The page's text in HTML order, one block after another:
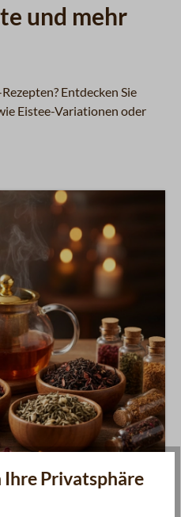
und mehr
Entdecken Sie
Eistee-Variationen oder
Tee
Privatsphäre